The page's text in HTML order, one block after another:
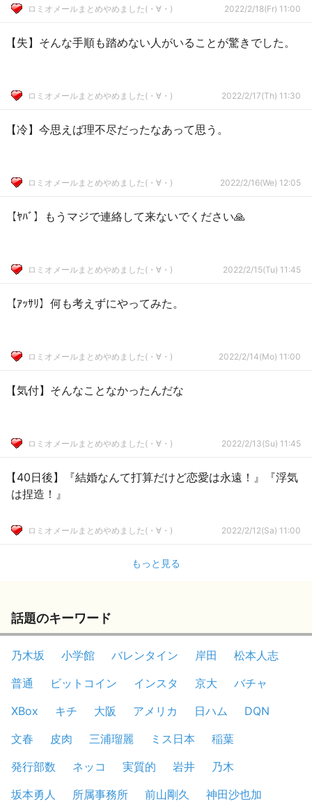
ロミオメールまとめやめました(・∀・) 2022/2/18(Fr) 11:00
【失】そんな手順も踏めない人がいることが驚きでした。
ロミオメールまとめやめました(・∀・) 2022/2/17(Th) 11:30
【冷】今思えば理不尽だったなあって思う。
ロミオメールまとめやめました(・∀・) 2022/2/16(We) 12:05
【ﾔﾊﾞ】もうマジで連絡して来ないでください🙏
ロミオメールまとめやめました(・∀・) 2022/2/15(Tu) 11:45
【ｱｯｻﾘ】何も考えずにやってみた。
ロミオメールまとめやめました(・∀・) 2022/2/14(Mo) 11:00
【気付】そんなことなかったんだな
ロミオメールまとめやめました(・∀・) 2022/2/13(Su) 11:45
【40日後】『結婚なんて打算だけど恋愛は永遠！』『浮気
は捏造！』
ロミオメールまとめやめました(・∀・) 2022/2/12(Sa) 11:00
もっと見る
話題のキーワード
乃木坂 小学館 バレンタイン 岸田
松本人志
普通
ビットコイン インスタ 京大
バチャ
XBox
キチ 大阪 アメリカ 日ハム
DQN
文春
皮肉 三浦瑠麗 ミス日本
稲葉
発行部数
ネッコ 実質的 岩井
乃木
坂本勇人
所属事務所 前山剛久
神田沙也加